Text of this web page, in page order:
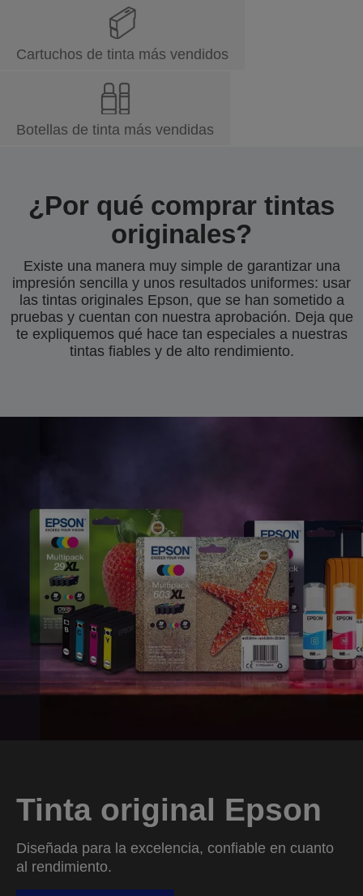
Cartuchos de tinta más vendidos
Botellas de tinta más vendidas
¿Por qué comprar tintas
originales?
Existe una manera muy simple de garantizar una
impresión sencilla y unos resultados uniformes: usar
las tintas originales Epson, que se han sometido a
pruebas y cuentan con nuestra aprobación. Deja que
te expliquemos qué hace tan especiales a nuestras
tintas fiables y de alto rendimiento.
Tinta original Epson
Diseñada para la excelencia, confiable en cuanto
al rendimiento.